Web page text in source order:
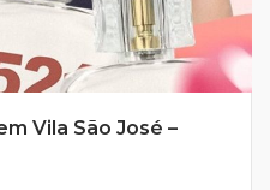
Vila São José –